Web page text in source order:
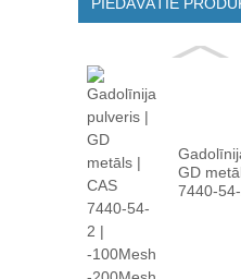
GD
7440-